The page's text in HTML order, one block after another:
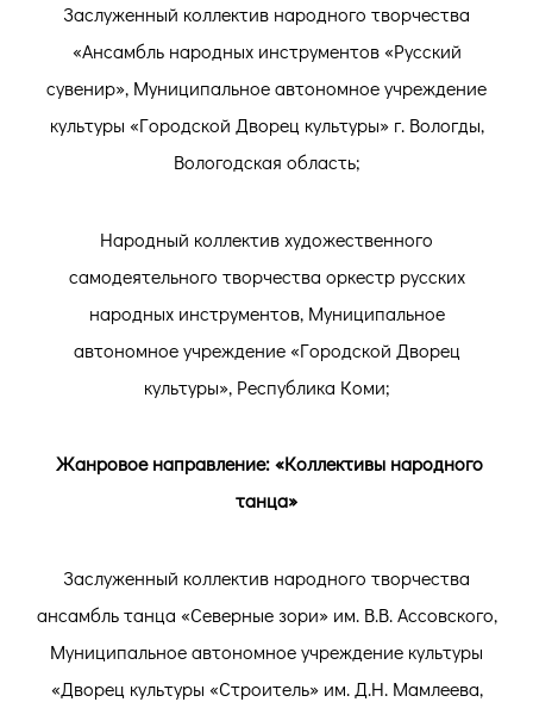
Заслуженный коллектив народного творчества
«Ансамбль народных инструментов «Русский
сувенир», Муниципальное автономное учреждение
культуры «Городской Дворец культуры» г. Вологды,
Вологодская область;
Народный коллектив художественного
самодеятельного творчества оркестр русских
народных инструментов, Муниципальное
автономное учреждение «Городской Дворец
культуры», Республика Коми;
Жанровое направление: «Коллективы народного
танца»
Заслуженный коллектив народного творчества
ансамбль танца «Северные зори» им. В.В. Ассовского,
Муниципальное автономное учреждение культуры
«Дворец культуры «Строитель» им. Д.Н. Мамлеева,